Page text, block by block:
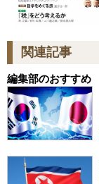
関連記事
編集部のおすすめ